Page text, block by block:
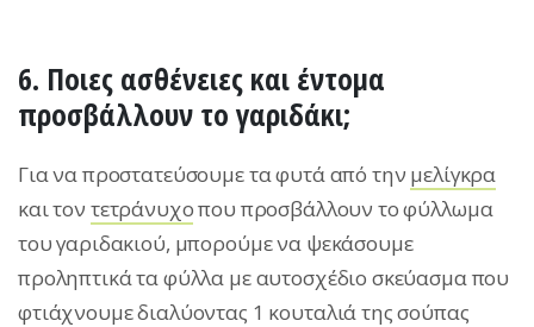
6. Ποιες ασθένειες και έντομα
προσβάλλουν το γαριδάκι;
Για να προστατεύσουμε τα φυτά από την μελίγκρα
και τον τετράνυχοπου προσβάλλουν το φύλλωμα
του γαριδακιού, μπορούμε να ψεκάσουμε
προληπτικά τα φύλλα με αυτοσχέδιο σκεύασμα που
φτιάχνουμε διαλύοντας 1 κουταλιά της σούπας